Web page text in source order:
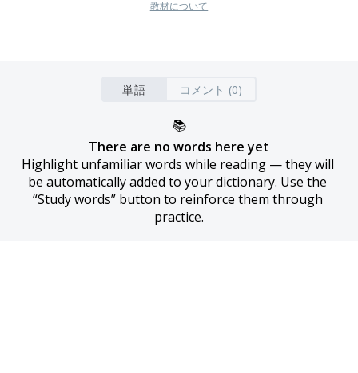
教材について
単語 コメント (0)
📚
There are no words here yet
Highlight unfamiliar words while reading — they will
be automatically added to your dictionary. Use the
“Study words” button to reinforce them through
practice.